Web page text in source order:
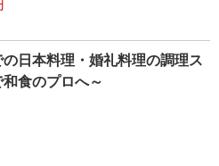
日本料理・婚礼料理の調理ス
食のプロへ～